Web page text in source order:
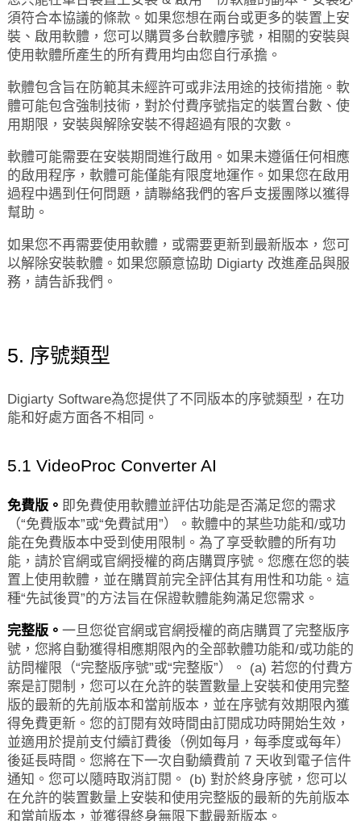
須符合本協議的條款。如果您想在兩台或更多的裝置上安
裝、啟用軟體，您可以購買多台軟體序號，相關的安裝與
使用軟體所產生的所有費用均由您自行承擔。
軟體包含旨在防範其未經許可或非法用途的技術措施。軟
體可能包含強制技術，對於付費序號指定的裝置台數、使
用期限，安裝與解除安裝不得超過有限的次數。
軟體可能需要在安裝期間進行啟用。如果未遵循任何相應
的啟用程序，軟體可能僅能有限度地運作。如果您在啟用
過程中遇到任何問題，請聯絡我們的客戶支援團隊以獲得
幫助。
如果您不再需要使用軟體，或需要更新到最新版本，您可
以解除安裝軟體。如果您願意協助 Digiarty 改進產品與服
務，請告訴我們。
5. 序號類型
Digiarty Software為您提供了不同版本的序號類型，在功
能和好處方面各不相同。
5.1 VideoProc Converter AI
免費版。 即免費使用軟體並評估功能是否滿足您的需求
（“免費版本”或“免費試用”）。軟體中的某些功能和/或功
能在免費版本中受到使用限制。為了享受軟體的所有功
能，請於官網或官網授權的商店購買序號。您應在您的裝
置上使用軟體，並在購買前完全評估其有用性和功能。這
種“先試後買”的方法旨在保證軟體能夠滿足您需求。
完整版。 一旦您從官網或官網授權的商店購買了完整版序
號，您將自動獲得相應期限內的全部軟體功能和/或功能的
訪問權限（“完整版序號”或“完整版”）。 (a) 若您的付費方
案是訂閱制，您可以在允許的裝置數量上安裝和使用完整
版的最新的先前版本和當前版本，並在序號有效期限內獲
得免費更新。您的訂閱有效時間由訂閱成功時開始生效，
並適用於提前支付續訂費後（例如每月，每季度或每年）
後延長時間。您將在下一次自動續費前 7 天收到電子信件
通知。您可以隨時取消訂閱。 (b) 對於終身序號，您可以
在允許的裝置數量上安裝和使用完整版的最新的先前版本
和當前版本，並獲得終身無限下載最新版本。